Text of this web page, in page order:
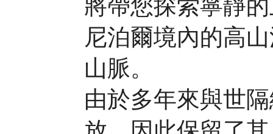
將帶您探索寧靜
尼泊爾境內的高
山脈。
由於多年來與世